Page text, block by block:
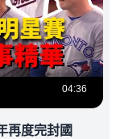
04:36
再度完封國